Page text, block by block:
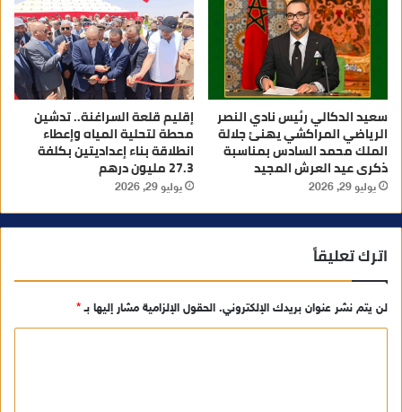
سعيد الدكالي رئيس نادي النصر
الرياضي المراكشي يهنئ جلالة
الملك محمد السادس بمناسبة
ذكرى عيد العرش المجيد
يوليو 29, 2026
إقليم قلعة السراغنة.. تدشين
محطة لتحلية المياه وإعطاء
انطلاقة بناء إعداديتين بكلفة
27.3 مليون درهم
يوليو 29, 2026
اترك تعليقاً
لن يتم نشر عنوان بريدك الإلكتروني. الحقول الإلزامية مشار إليها بـ*